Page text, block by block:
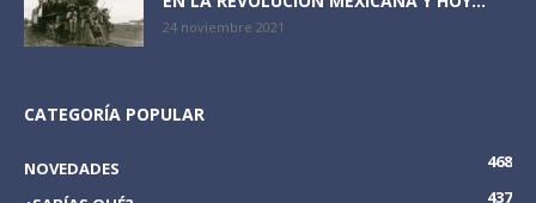
24 noviembre 2021
CATEGORÍA POPULAR
NOVEDADES
468
437